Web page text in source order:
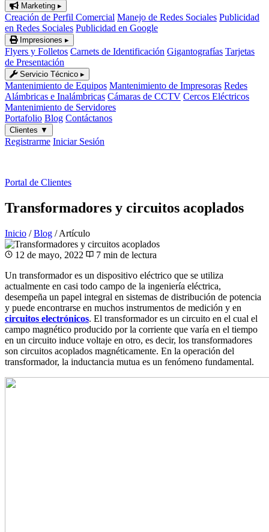
Marketing ▸
Creación de Perfil Comercial Manejo de Redes Sociales Publicidad
en Redes Sociales Publicidad en Google
Impresiones ▸
Flyers y Folletos Carnets de Identificación Gigantografías Tarjetas
de Presentación
Servicio Técnico ▸
Mantenimiento de Equipos Mantenimiento de Impresoras Redes
Alámbricas e Inalámbricas Cámaras de CCTV Cercos Eléctricos
Mantenimiento de Servidores
Portafolio Blog Contáctanos
Clientes ▼
Registrarme Iniciar Sesión
Portal de Clientes
Transformadores y circuitos acoplados
Inicio / Blog /Artículo
12 de mayo, 2022
7 min de lectura
Un transformador es un dispositivo eléctrico que se utiliza
actualmente en casi todo campo de la ingeniería eléctrica,
desempeña un papel integral en sistemas de distribución de potencia
y puede encontrarse en muchos instrumentos de medición y en
circuitos electrónicos. El transformador es un circuito en el cual el
campo magnético producido por la corriente que varía en el tiempo
en un circuito induce voltaje en otro, es decir, los transformadores
son circuitos acoplados magnéticamente. En la operación del
transformador, la inductancia mutua es un fenómeno fundamental.